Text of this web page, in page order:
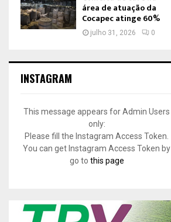
área de atuação da
Cocapec atinge 60%
julho 31, 2026 0
INSTAGRAM
This message appears for Admin Users
only:
Please fill the Instagram Access Token.
You can get Instagram Access Token by
go to this page